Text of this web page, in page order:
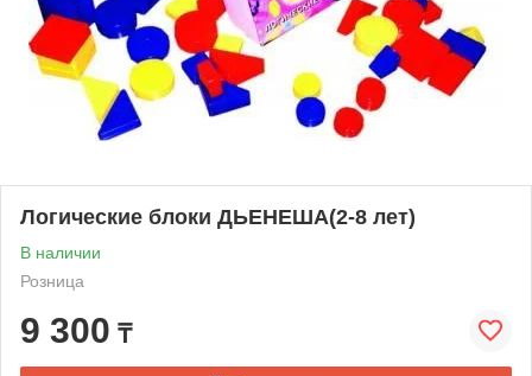
Логические блоки ДЬЕНЕША(2-8 лет)
В наличии
Розница
9 300 ₸